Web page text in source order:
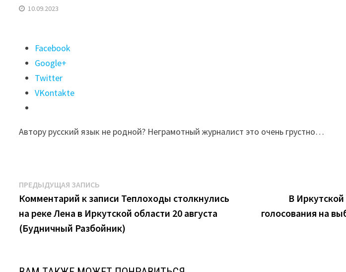
10.09.2023
Поделиться
"Комментарий
записи
Памятник
медикам
Иркутске.
Фоторепортаж
(Басистый
Устав)"
Facebook
Google+
Twitter
VKontakte
Автору русский язык не родной? Неграмотный журналист это очень грустно…
Навигация
по
записям
ПРЕДЫДУЩАЯ ЗАПИСЬ
запись:
Комментарий к записи Теплоходы столкнулись
на реке Лена в Иркутской области 20 августа
(Будничный Разбойник)
В
голосования на